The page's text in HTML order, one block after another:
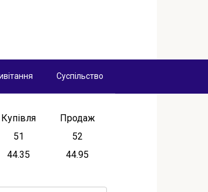
Суспільство
Купівля
Продаж
51
52
44.35 44.95